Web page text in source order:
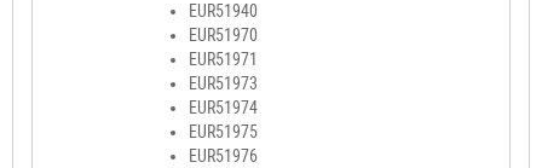
EUR51940
EUR51970
EUR51971
EUR51973
EUR51974
EUR51975
EUR51976